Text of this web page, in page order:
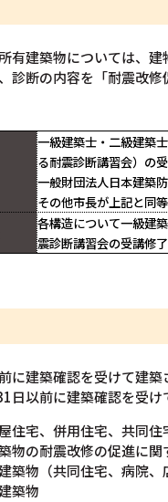
有建築物については、
診断の内容を「耐震改
一級建築士・二級建築
る耐震診断講習会）の
一般財団法人日本建築
その他市長が上記と同
各構造について一級建
震診断講習会の受講修
に建築確認を受けて建
日以前に建築確認を受
住宅、併用住宅、共同住
物の耐震改修の促進に
築物（共同住宅、病院、
築物